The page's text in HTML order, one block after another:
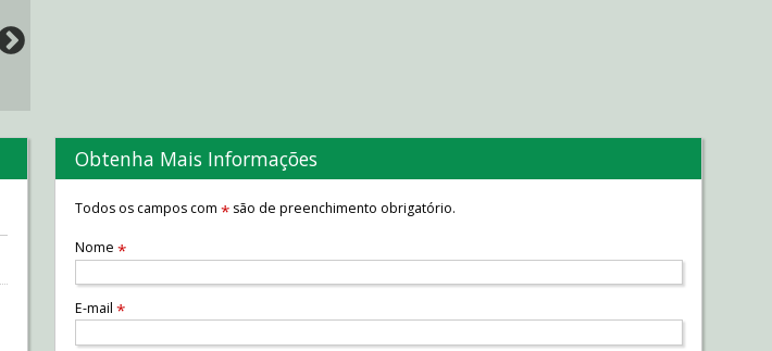
Obtenha Mais Informações
Todos os campos com *são de preenchimento obrigatório.
Nome *
E-mail *